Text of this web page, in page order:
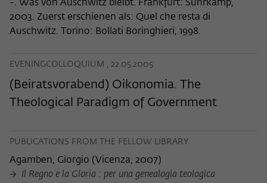
-. Was von Auschwitz bleibt. Frankfurt: Suhrkamp,
2003. Zuerst erschienen als: Quel che resta di
Auschwitz. Torino: Bollati Boringhieri, 1998.
EVENINGCOLLOQUIUM , 22.05.2005
(Beiratsvorabend) Oikonomia. The
Theological Paradigm of Government
PUBLICATIONS FROM THE FELLOW LIBRARY
Agamben, Giorgio (Vicenza, 2007)
Il Regno e la Gloria : per una genealogia teologica